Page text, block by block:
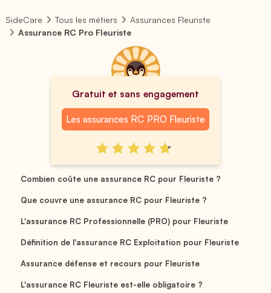
SideCare Tous les métiers
Assurances Fleuriste
Assurance RC Pro Fleuriste
Gratuit et sans engagement
Les assurances RC PRO Fleuriste
Combien coûte une assurance RC pour Fleuriste ?
Que couvre une assurance RC pour Fleuriste ?
L'assurance RC Professionnelle (PRO) pour Fleuriste
Définition de l'assurance RC Exploitation pour Fleuriste
Assurance défense et recours pour Fleuriste
L'assurance RC Fleuriste est-elle obligatoire ?